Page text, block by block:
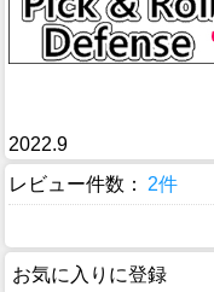
2022.9
レビュー件数：
2件
お気に入りに登録